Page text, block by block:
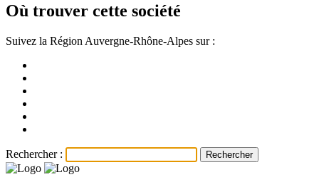
Où trouver cette société
Suivez la Région Auvergne-Rhône-Alpes sur :
Rechercher :